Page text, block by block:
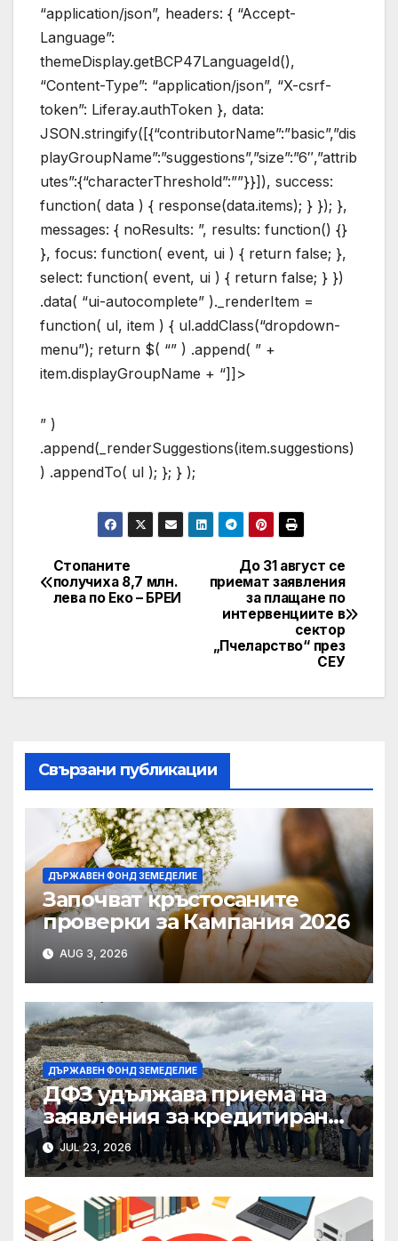
“application/json”, headers: { “Accept-
Language”:
themeDisplay.getBCP47LanguageId(),
“Content-Type”: “application/json”, “X-csrf-
token”: Liferay.authToken }, data:
JSON.stringify([{“contributorName”:”basic”,”dis
playGroupName”:”suggestions”,”size”:”6″,”attrib
utes”:{“characterThreshold”:””}}]), success:
function( data ) { response(data.items); } }); },
messages: { noResults: ”, results: function() {}
}, focus: function( event, ui ) { return false; },
select: function( event, ui ) { return false; } })
.data( “ui-autocomplete” )._renderItem =
function( ul, item ) { ul.addClass(“dropdown-
menu”); return $( “” ) .append( ” +
item.displayGroupName + “]]>
” )
.append(_renderSuggestions(item.suggestions)
) .appendTo( ul ); }; } );
Post
navigation
До 31 август се
приемат заявления
за плащане по
интервенциите в
сектор
„Пчеларство“ през
СЕУ
Стопаните
получиха 8,7 млн.
лева по Еко – БРЕИ
Свързани публикации
ДЪРЖАВЕН ФОНД ЗЕМЕДЕЛИЕ
Започват кръстосаните
проверки за Кампания 2026
AUG 3, 2026
ДЪРЖАВЕН ФОНД ЗЕМЕДЕЛИЕ
ДФЗ удължава приема на
заявления за кредитиране
на одобрени проекти за
интервенции в сектор
„Пчеларство“
JUL 23, 2026